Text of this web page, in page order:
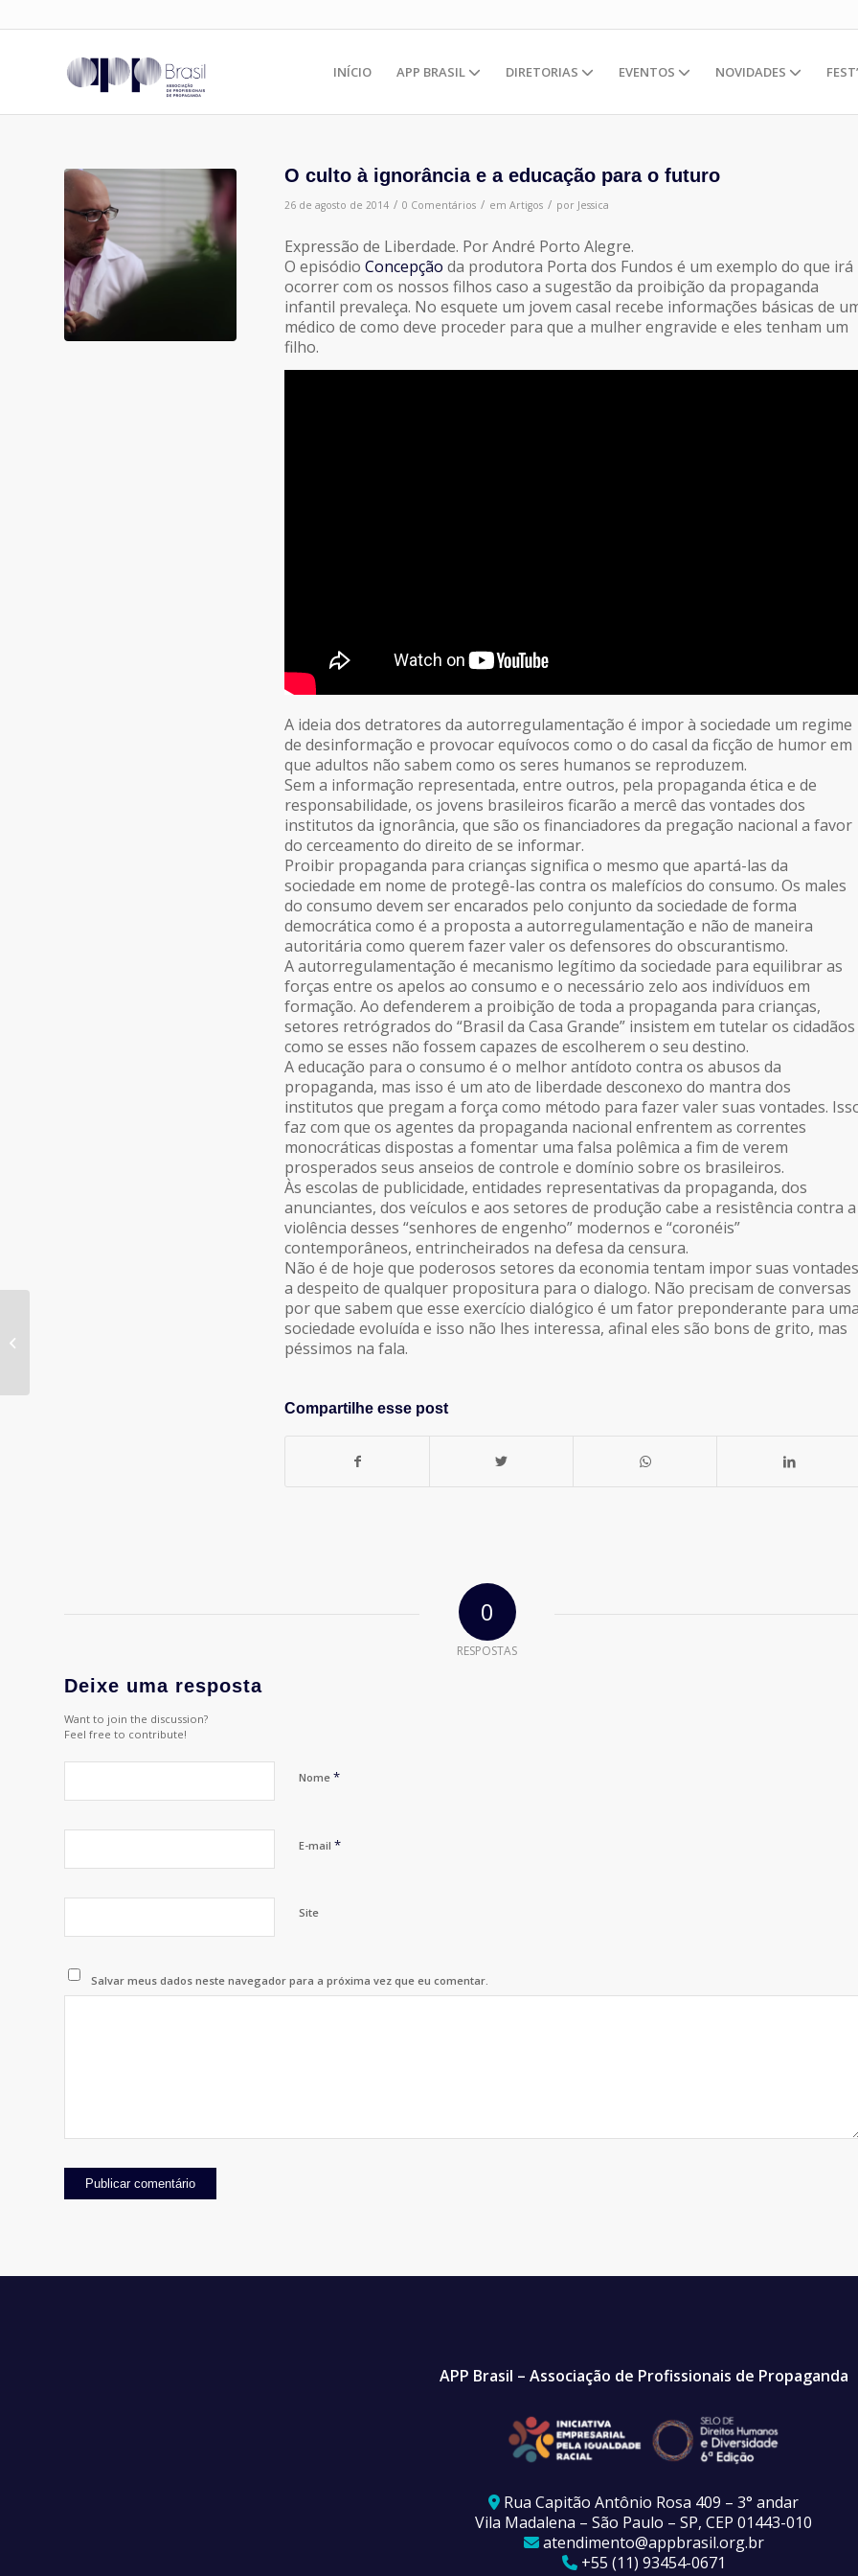
INÍCIO APP BRASIL DIRETORIAS EVENTOS NOVIDADES
O culto à ignorância e a educação para o futuro
26 de agosto de 2014 / 0 Comentários / em Artigos / por Jessica
Expressão de Liberdade. Por André Porto Alegre.
O episódio Concepção da produtora Porta dos Fundos é um exemplo do que irá
ocorrer com os nossos filhos caso a sugestão da proibição da propaganda
infantil prevaleça. No esquete um jovem casal recebe informações básicas de
médico de como deve proceder para que a mulher engravide e eles tenham um
filho.
A ideia dos detratores da autorregulamentação é impor à sociedade um regime
de desinformação e provocar equívocos como o do casal da ficção de humor em
que adultos não sabem como os seres humanos se reproduzem.
Sem a informação representada, entre outros, pela propaganda ética e de
responsabilidade, os jovens brasileiros ficarão a mercê das vontades dos
institutos da ignorância, que são os financiadores da pregação nacional a favor
do cerceamento do direito de se informar.
Proibir propaganda para crianças significa o mesmo que apartá-las da
sociedade em nome de protegê-las contra os malefícios do consumo. Os males
do consumo devem ser encarados pelo conjunto da sociedade de forma
democrática como é a proposta a autorregulamentação e não de maneira
autoritária como querem fazer valer os defensores do obscurantismo.
A autorregulamentação é mecanismo legítimo da sociedade para equilibrar as
forças entre os apelos ao consumo e o necessário zelo aos indivíduos em
formação. Ao defenderem a proibição de toda a propaganda para crianças,
setores retrógrados do “Brasil da Casa Grande” insistem em tutelar os cidadãos
como se esses não fossem capazes de escolherem o seu destino.
A educação para o consumo é o melhor antídoto contra os abusos da
propaganda, mas isso é um ato de liberdade desconexo do mantra dos
institutos que pregam a força como método para fazer valer suas vontades.
faz com que os agentes da propaganda nacional enfrentem as correntes
monocráticas dispostas a fomentar uma falsa polêmica a fim de verem
prosperados seus anseios de controle e domínio sobre os brasileiros.
Às escolas de publicidade, entidades representativas da propaganda, dos
anunciantes, dos veículos e aos setores de produção cabe a resistência contra a
violência desses “senhores de engenho” modernos e “coronéis”
contemporâneos, entrincheirados na defesa da censura.
Não é de hoje que poderosos setores da economia tentam impor suas vontades
a despeito de qualquer propositura para o dialogo. Não precisam de conversas
por que sabem que esse exercício dialógico é um fator preponderante para
sociedade evoluída e isso não lhes interessa, afinal eles são bons de grito, mas
péssimos na fala.
Compartilhe esse post
0
RESPOSTAS
Deixe uma resposta
Want to join the discussion?
Feel free to contribute!
Nome *
E-mail *
Site
Salvar meus dados neste navegador para a próxima vez que eu comentar.
APP Brasil – Associação de Profissionais de Propaganda
Rua Capitão Antônio Rosa 409 – 3° andar
Vila Madalena – São Paulo – SP, CEP 01443-010
atendimento@appbrasil.org.br
+55 (11) 93454-0671